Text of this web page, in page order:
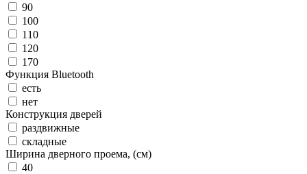
90
100
110
120
170
Функция Bluetooth
есть
нет
Конструкция дверей
раздвижные
складные
Ширина дверного проема, (см)
40